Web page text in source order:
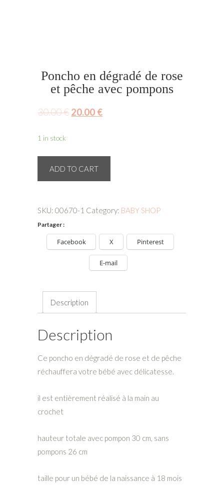
Poncho en dégradé de rose
et pêche avec pompons
30.00€20.00 €
1 in stock
rose
et
ADD TO CART
SKU:00670-1 Category: BABY SHOP
Partager :
Facebook X Pinterest
E-mail
Description
Description
Ce poncho en dégradé de rose et de pêche
réchauffera votre bébé avec délicatesse.
il est entièrement réalisé à la main au
crochet
hauteur totale avec pompon 30 cm, sans
pompons 26 cm
taille pour un bébé de la naissance à 18 mois